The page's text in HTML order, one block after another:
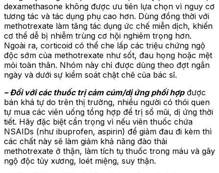
dexamethasone không được ưu tiên lựa chọn vì nguy cơ
tương tác và tác dụng phụ cao hơn. Dùng đồng thời với
methotrexate làm tăng tác dụng ức chế miễn dịch, khiến
cơ thể dễ bị nhiễm trùng cơ hội nghiêm trọng hơn.
Ngoài ra, corticoid có thể che lấp các triệu chứng ngộ
độc sớm của methotrexate như sốt, đau họng hoặc mệt
mỏi toàn thân. Nhóm này chỉ được dùng theo đợt ngắn
ngày và dưới sự kiểm soát chặt chẽ của bác sĩ.
– Đối với các thuốc trị cảm cúm/dị ứng phối hợpđược
bán khá tự do trên thị trường, nhiều người có thói quen
tự mua các viên uống tổng hợp để trị sổ mũi, dị ứng thời
tiết. Hãy đặc biệt cẩn trọng vì nếu viên thuốc chứa
NSAIDs (như ibuprofen, aspirin) để giảm đau đi kèm thì
các chất này sẽ làm giảm khả năng đào thải
methotrexate ở thận, làm tích tụ thuốc trong máu và gây
ngộ độc tủy xương, loét miệng, suy thận.